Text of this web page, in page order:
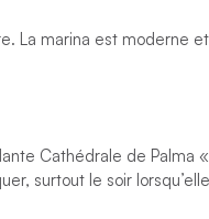
La marina est moderne
Cathédrale de Palma
surtout le soir